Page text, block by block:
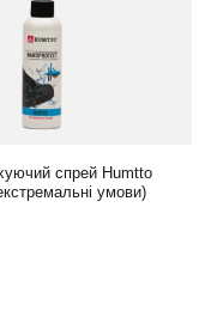
спрей Humtto
умови)